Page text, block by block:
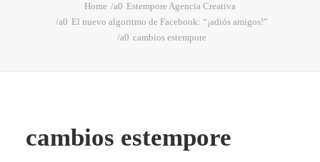
PORTFOLIO
Home
Estempore Agencia Creativa
El nuevo algoritmo de Facebook: “¡adiós amigos!”
cambios estempore
cambios estempore